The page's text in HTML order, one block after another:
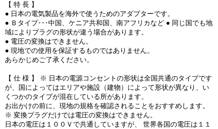
【 特 長 】
● 日本の電気製品を海外で使うためのアダプターです。
● Ｂタイプ･･･中国、ケニア共和国、南アフリカなど ● 同じ国でも地
域によりプラグの形状が違う場合があります。
● 電圧の変換はできません。
● 現地での使用を保証するものではありません。
あらかじめご了承ください。
【 仕 様 】 ※ 日本の電源コンセントの形状は全国共通のタイプです
が、国によってはエリアや施設（建物）によって形状が異なり、い
くつかのタイプが混在している所があります。
お出かけの前に、現地の規格を確認されることをおすすめします。
※ 変換プラグだけでは電圧の変換はできません。
日本の電圧は１００Ｖで共通していますが、 世界各国の電圧は１１